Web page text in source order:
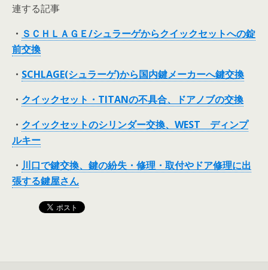
連する記事
・ ＳＣＨＬＡＧＥ/シュラーゲからクイックセットへの錠
前交換
・ SCHLAGE(シュラーゲ)から国内鍵メーカーへ鍵交換
・ クイックセット・TITANの不具合、ドアノブの交換
・ クイックセットのシリンダー交換、WEST ディンプ
ルキー
・ 川口で鍵交換、鍵の紛失・修理・取付やドア修理に出
張する鍵屋さん